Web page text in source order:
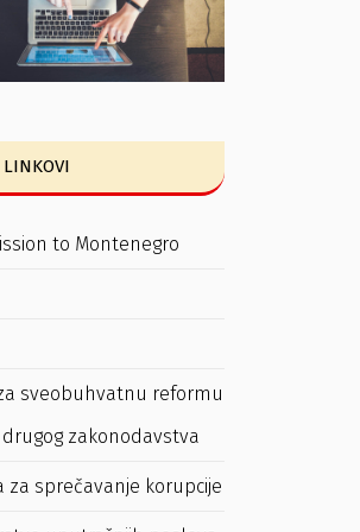
to Montenegro
sveobuhvatnu reformu
zakonodavstva
za sprečavanje korupcije